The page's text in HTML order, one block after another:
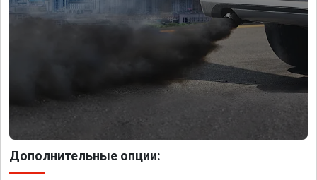
Дополнительные опции: